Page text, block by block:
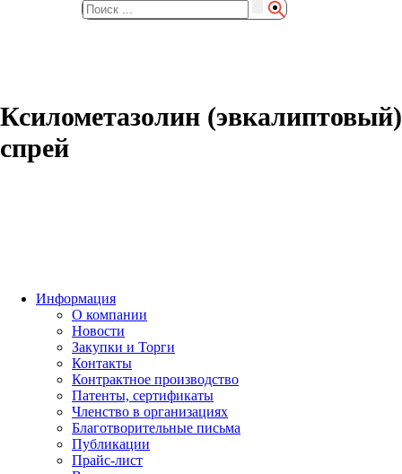
Ксилометазолин (эвкалиптовый)
спрей
Информация
О компании
Новости
Закупки и Торги
Контакты
Контрактное производство
Патенты, сертификаты
Членство в организациях
Благотворительные письма
Публикации
Прайс-лист